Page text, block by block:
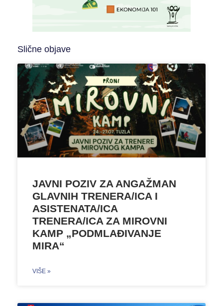
Slične objave
JAVNI POZIV ZA ANGAŽMAN
GLAVNIH TRENERA/ICA I
ASISTENATA/ICA
TRENERA/ICA ZA MIROVNI
KAMP „PODMLAĐIVANJE
MIRA“
VIŠE »